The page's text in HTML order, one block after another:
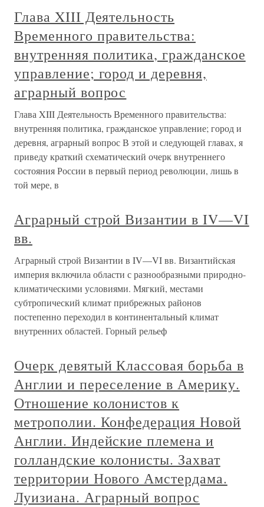
Глава XIII Деятельность
Временного правительства:
внутренняя политика, гражданское
управление; город и деревня,
аграрный вопрос
Глава XIII Деятельность Временного правительства:
внутренняя политика, гражданское управление; город и
деревня, аграрный вопрос В этой и следующей главах, я
приведу краткий схематический очерк внутреннего
состояния России в первый период революции, лишь в
той мере, в
Аграрный строй Византии в IV—VI
вв.
Аграрный строй Византии в IV—VI вв. Византийская
империя включила области с разнообразными природно-
климатическими условиями. Мягкий, местами
субтропический климат прибрежных районов
постепенно переходил в континентальный климат
внутренних областей. Горный рельеф
Очерк девятый Классовая борьба в
Англии и переселение в Америку.
Отношение колонистов к
метрополии. Конфедерация Новой
Англии. Индейские племена и
голландские колонисты. Захват
территории Нового Амстердама.
Луизиана. Аграрный вопрос